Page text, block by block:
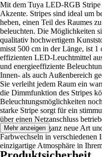
Mit dem Tuya LED-RGB Stripe
Akzente. Stripes sind ideal um
heben, einen Teil des Raumes
beleuchten. Die Möglichkeiten
qualitativ hochwertigem
misst 500 cm in der Länge, ist
effizienten LED-Leuchtmittel
und energieeffiziente
Innen- als auch Außenbereich
Sie verleiht jedem Raum ein
die Dimmfunktion des Stripes
Beleuchtungsmöglichkeiten
starke Stripe sorgt für ein
über einen Netzanschluss
Raum auf eine ganz neue Art
Farbwechseln in verschiedenen
einzigartige Atmosphäre in
Mehr anzeigen